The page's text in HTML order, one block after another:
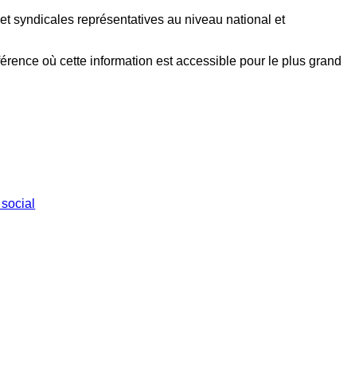
syndicales représentatives au niveau national et
où cette information est accessible pour le plus grand